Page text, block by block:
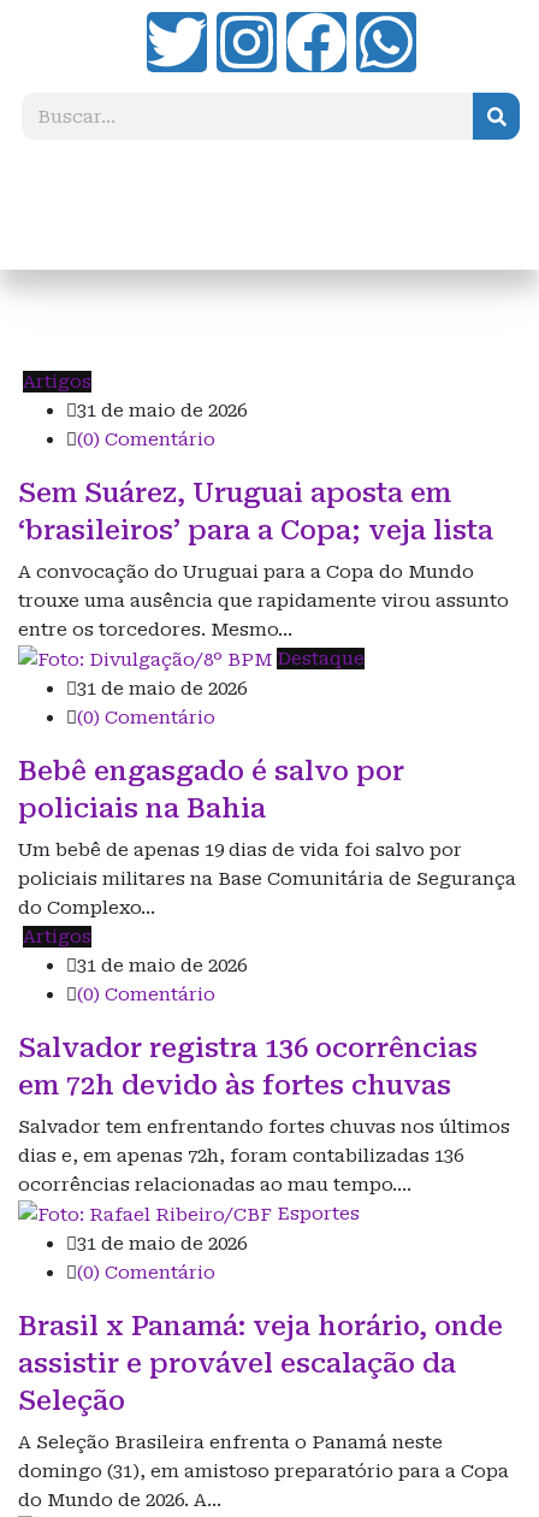
Artigos
31 de maio de 2026
(0) Comentário
Sem Suárez, Uruguai aposta em
‘brasileiros’ para a Copa; veja lista
A convocação do Uruguai para a Copa do Mundo
trouxe uma ausência que rapidamente virou assunto
entre os torcedores. Mesmo…
Destaque
31 de maio de 2026
(0) Comentário
Bebê engasgado é salvo por
policiais na Bahia
Um bebê de apenas 19 dias de vida foi salvo por
policiais militares na Base Comunitária de Segurança
do Complexo…
Artigos
31 de maio de 2026
(0) Comentário
Salvador registra 136 ocorrências
em 72h devido às fortes chuvas
Salvador tem enfrentando fortes chuvas nos últimos
dias e, em apenas 72h, foram contabilizadas 136
ocorrências relacionadas ao mau tempo.…
Esportes
31 de maio de 2026
(0) Comentário
Brasil x Panamá: veja horário, onde
assistir e provável escalação da
Seleção
A Seleção Brasileira enfrenta o Panamá neste
domingo (31), em amistoso preparatório para a Copa
do Mundo de 2026. A…